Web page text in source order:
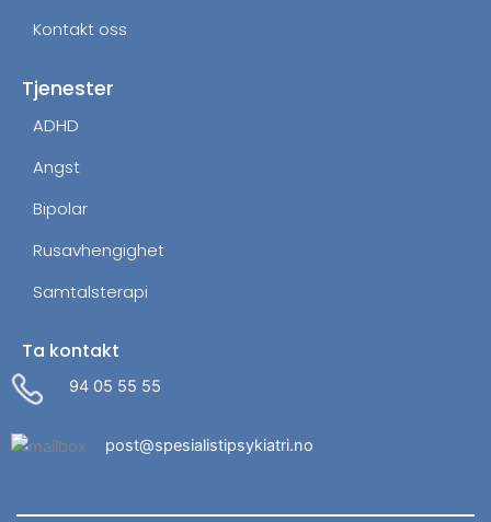
Kontakt oss
Tjenester
ADHD
Angst
Bipolar
Rusavhengighet
Samtalsterapi
Ta kontakt
94 05 55 55
post@spesialistipsykiatri.no